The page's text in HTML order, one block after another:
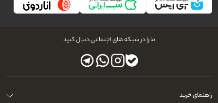
ما را در شبکه های اجتماعی دنبال کنید
راهنمای خرید